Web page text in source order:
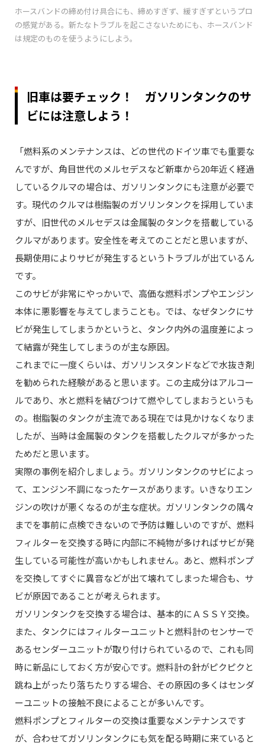
ホースバンドの締め付け具合にも、締めすぎず、緩すぎずというプロ
の感覚がある。新たなトラブルを起こさないためにも、ホースバンド
は規定のものを使うようにしよう。
旧車は要チェック！ ガソリンタンクのサ
ビには注意しよう！
「燃料系のメンテナンスは、どの世代のドイツ車でも重要な
んですが、角目世代のメルセデスなど新車から20年近く経過
しているクルマの場合は、ガソリンタンクにも注意が必要で
す。現代のクルマは樹脂製のガソリンタンクを採用していま
すが、旧世代のメルセデスは金属製のタンクを搭載している
クルマがあります。安全性を考えてのことだと思いますが、
長期使用によりサビが発生するというトラブルが出ているん
です。
このサビが非常にやっかいで、高価な燃料ポンプやエンジン
本体に悪影響を与えてしまうことも。では、なぜタンクにサ
ビが発生してしまうかというと、タンク内外の温度差によっ
て結露が発生してしまうのが主な原因。
これまでに一度くらいは、ガソリンスタンドなどで水抜き剤
を勧められた経験があると思います。この主成分はアルコー
ルであり、水と燃料を結びつけて燃やしてしまおうというも
の。樹脂製のタンクが主流である現在では見かけなくなりま
したが、当時は金属製のタンクを搭載したクルマが多かった
ためだと思います。
実際の事例を紹介しましょう。ガソリンタンクのサビによっ
て、エンジン不調になったケースがあります。いきなりエン
ジンの吹けが悪くなるのが主な症状。ガソリンタンクの隅々
までを事前に点検できないので予防は難しいのですが、燃料
フィルターを交換する時に内部に不純物が多ければサビが発
生している可能性が高いかもしれません。あと、燃料ポンプ
を交換してすぐに異音などが出て壊れてしまった場合も、サ
ビが原因であることが考えられます。
ガソリンタンクを交換する場合は、基本的にＡＳＳＹ交換。
また、タンクにはフィルターユニットと燃料計のセンサーで
あるセンダーユニットが取り付けられているので、これも同
時に新品にしておく方が安心です。燃料計の針がピクピクと
跳ね上がったり落ちたりする場合、その原因の多くはセンダ
ーユニットの接触不良によることが多いんです。
燃料ポンプとフィルターの交換は重要なメンテナンスです
が、合わせてガソリンタンクにも気を配る時期に来ていると